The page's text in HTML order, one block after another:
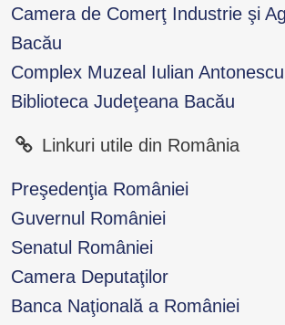
Camera de Comerţ Industrie şi
Bacău
Complex Muzeal Iulian
Biblioteca Judeţeana Bacău
Linkuri utile din România
Preşedenţia României
Guvernul României
Senatul României
Camera Deputaţilor
Banca Naţională a României